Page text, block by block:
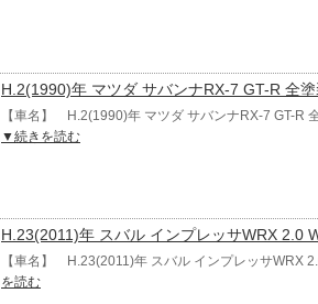
H.2(1990)年 マツダ サバンナRX-7 GT-R 全
【車名】 H.2(1990)年 マツダ サバンナRX-7 GT-R
▼続きを読む
H.23(2011)年 スバル インプレッサWRX 2.0
【車名】 H.23(2011)年 スバル インプレッサWRX
を読む